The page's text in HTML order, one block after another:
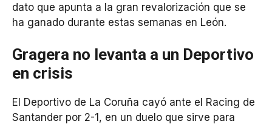
dato que apunta a la gran revalorización que se
ha ganado durante estas semanas en León.
Gragera no levanta a un Deportivo
en crisis
El Deportivo de La Coruña cayó ante el Racing de
Santander por 2-1, en un duelo que sirve para